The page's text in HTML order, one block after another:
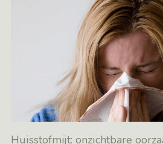
Huisstofmijt: onzichtbare